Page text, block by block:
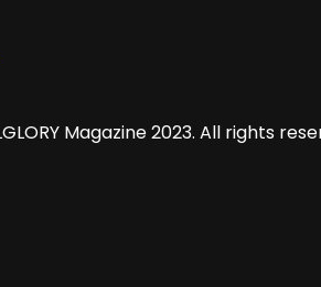
Magazine 2023. All rights